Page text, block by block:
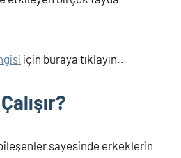
için buraya tıklayın..
sayesinde erkeklerin